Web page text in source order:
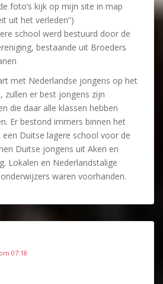
foto’s kijk op mijn site in map
uit het verleden”)
school werd bestuurd door de
bestaande uit Broeders
met Nederlandse jongens op het
zullen er best jongens zijn
die daar alle klassen hebben
Er bestond immers binnen het
Duitse lagere school voor de
Duitse jongens uit Aken en
Lokalen en Nederlandstalige
waren voorhanden.
07:18